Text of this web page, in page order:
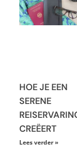
HOE JE EEN
SERENE
CREËERT
Lees verder »